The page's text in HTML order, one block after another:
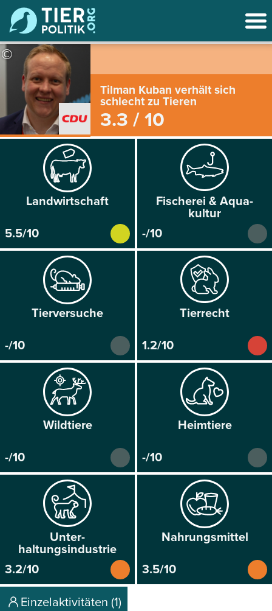
©
Tilman Kuban verhält sich
schlecht zu Tieren
3.3 / 10
Land­wirtschaft
5.5/10
Fischerei & Aqua­
kultur
-/10
Tier­versuche
-/10
Tier­recht
1.2/10
Wild­tiere
-/10
Heim­tiere
-/10
Unter­
haltungsindustrie
3.2/10
Nahrungs­mittel
3.5/10
Einzelaktivitäten (1)